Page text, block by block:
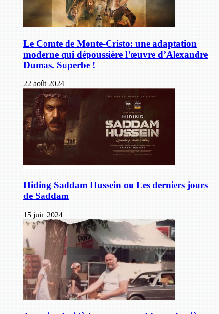
Le Comte de Monte-Cristo: une adaptation
moderne qui dépoussière l’œuvre d’Alexandre
Dumas. Superbe !
22 août 2024
Hiding Saddam Hussein ou Les derniers jours
de Saddam
15 juin 2024